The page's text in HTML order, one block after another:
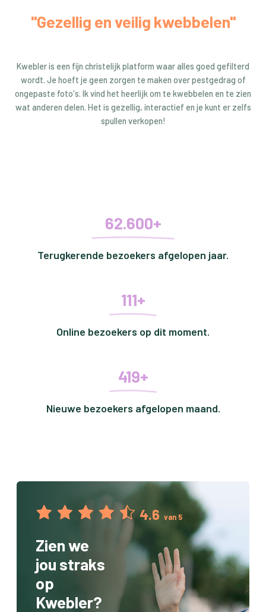
"Gezellig en veilig kwebbelen"
Kwebler is een fijn christelijk platform waar alles goed gefilterd
wordt. Je hoeft je geen zorgen te maken over pestgedrag of
ongepaste foto's. Ik vind het heerlijk om te kwebbelen en te zien
wat anderen delen. Het is gezellig, interactief en je kunt er zelfs
spullen verkopen!
62.600+
Terugkerende bezoekers afgelopen jaar.
111+
Online bezoekers op dit moment.
419+
Nieuwe bezoekers afgelopen maand.
4.6 van 5
Zien we
jou straks
op
Kwebler?